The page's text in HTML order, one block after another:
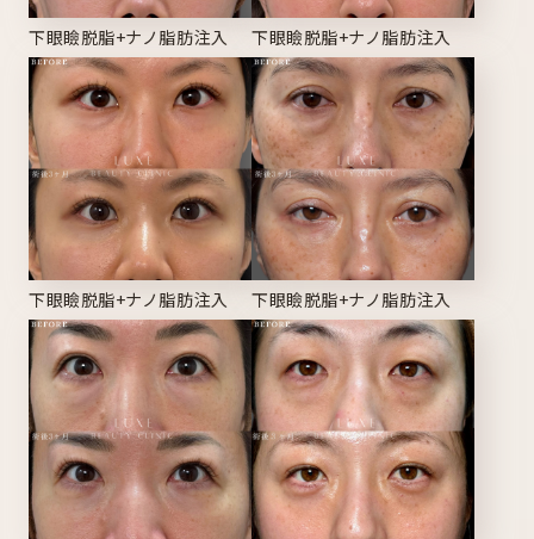
下眼瞼脱脂+ナノ脂肪注入 下眼瞼脱脂+ナノ脂肪注入
下眼瞼脱脂+ナノ脂肪注入 下眼瞼脱脂+ナノ脂肪注入